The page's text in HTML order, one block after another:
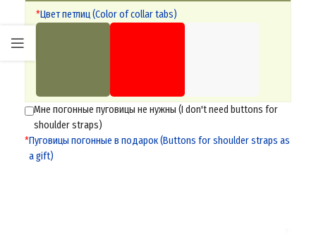
*Цвет петлиц (Color of collar tabs)
Мне погонные пуговицы не нужны (I don't need buttons for
shoulder straps)
*Пуговицы погонные в подарок (Buttons for shoulder straps as
a gift)